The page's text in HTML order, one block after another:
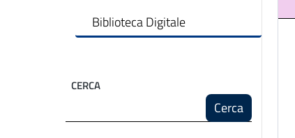
Biblioteca Digitale
CERCA
Cerca